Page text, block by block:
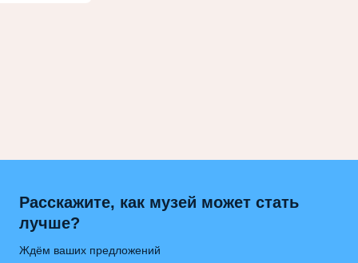
Расскажите, как музей может стать
лучше?
Ждём ваших предложений